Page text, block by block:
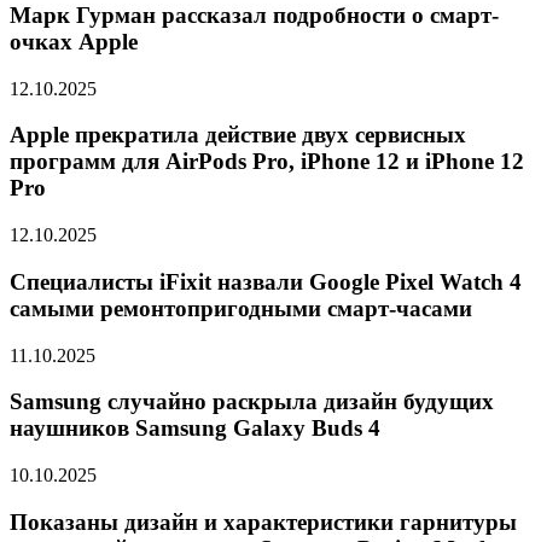
Марк Гурман рассказал подробности о смарт-
очках Apple
12.10.2025
Apple прекратила действие двух сервисных
программ для AirPods Pro, iPhone 12 и iPhone 12
Pro
12.10.2025
Специалисты iFixit назвали Google Pixel Watch 4
самыми ремонтопригодными смарт-часами
11.10.2025
Samsung случайно раскрыла дизайн будущих
наушников Samsung Galaxy Buds 4
10.10.2025
Показаны дизайн и характеристики гарнитуры